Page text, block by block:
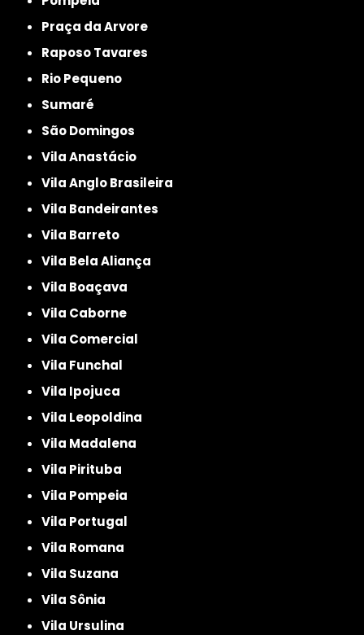
Praça da Arvore
Raposo Tavares
Rio Pequeno
Sumaré
São Domingos
Vila Anastácio
Vila Anglo Brasileira
Vila Bandeirantes
Vila Barreto
Vila Bela Aliança
Vila Boaçava
Vila Caborne
Vila Comercial
Vila Funchal
Vila Ipojuca
Vila Leopoldina
Vila Madalena
Vila Pirituba
Vila Pompeia
Vila Portugal
Vila Romana
Vila Suzana
Vila Sônia
Vila Ursulina